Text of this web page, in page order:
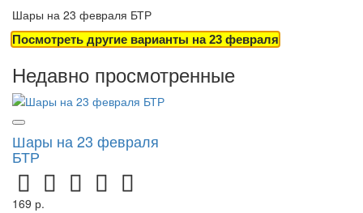
Шары на 23 февраля БТР
Посмотреть другие варианты на 23 февраля
Недавно просмотренные
Шары на 23 февраля
БТР
169 р.